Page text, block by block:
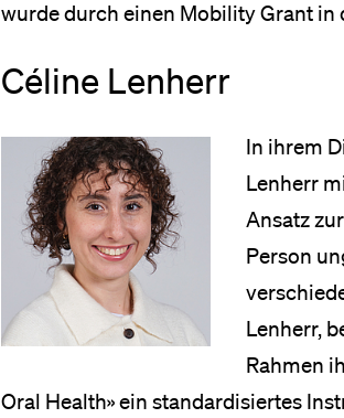
wurde durch einen Mobility Grant in
Céline Lenherr
In ihrem
Lenherr
Ansatz
Person
Lenherr,
Rahmen
Oral Health» ein standardisiertes